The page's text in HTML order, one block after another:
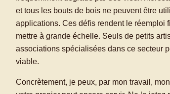
et tous les bouts de bois ne peuvent être
applications. Ces défis rendent le réemploi
mettre à grande échelle. Seuls de petits
associations spécialisées dans ce secteur
viable.
Concrètement, je peux, par mon travail,